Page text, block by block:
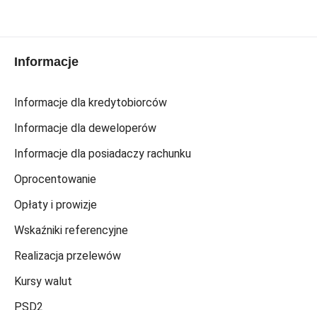
Informacje
Informacje dla kredytobiorców
Informacje dla deweloperów
Informacje dla posiadaczy rachunku
Oprocentowanie
Opłaty i prowizje
Wskaźniki referencyjne
Realizacja przelewów
Kursy walut
PSD2